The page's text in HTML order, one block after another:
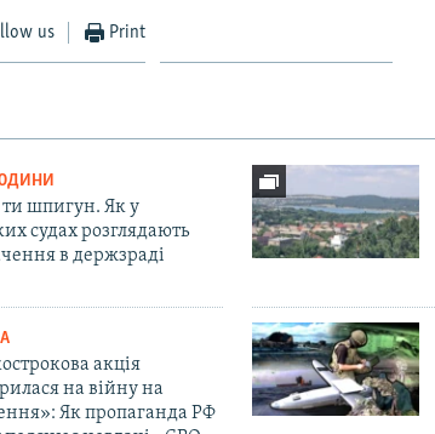
us Print
ти шпигун. Як у
судах розглядають
в держзраді
акція
на війну на
Як пропаганда РФ